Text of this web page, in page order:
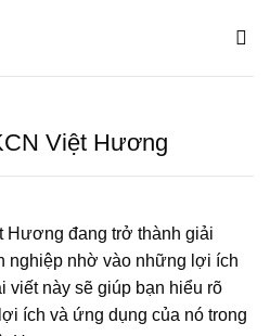
Việt Hương
Hương đang trở thành giải
nghiệp nhờ vào những lợi ích
viết này sẽ giúp bạn hiểu rõ
ích và ứng dụng của nó trong